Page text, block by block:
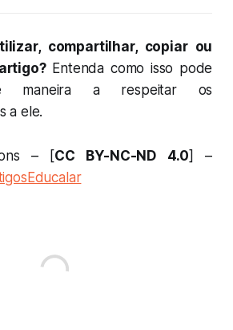
compartilhar, copiar ou
Entenda como isso pode
a respeitar os
a ele.
– [CC BY-NC-ND 4.0] –